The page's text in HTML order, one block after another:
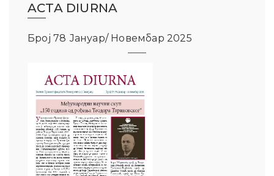
ACTA DIURNA
Број 78 Јануар/ Новембар 2025